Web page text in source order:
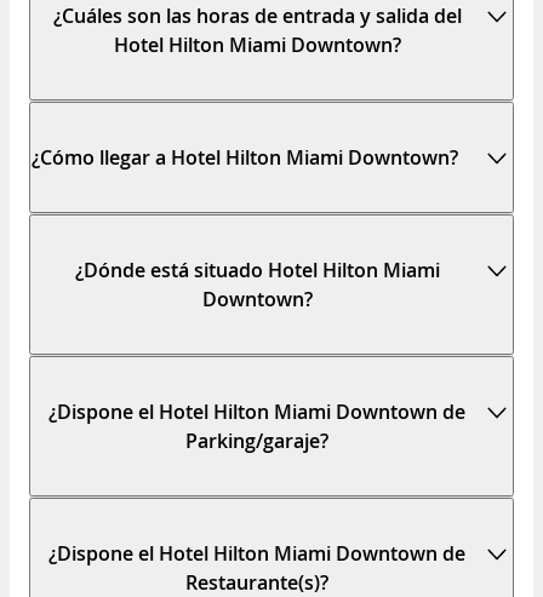
¿Cuáles son las horas de entrada y salida del
Hotel Hilton Miami Downtown?
¿Cómo llegar a Hotel Hilton Miami Downtown?
¿Dónde está situado Hotel Hilton Miami
Downtown?
¿Dispone el Hotel Hilton Miami Downtown de
Parking/garaje?
¿Dispone el Hotel Hilton Miami Downtown de
Restaurante(s)?